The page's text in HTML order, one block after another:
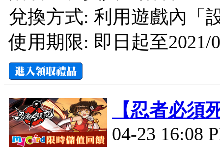
兌換方式: 利用遊戲內「
使用期限: 即日起至2021/
【忍者必須
04-23 16:08